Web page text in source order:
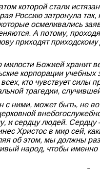
которой стали
Россию затронула так,
осмеливались
А потому, проходя
приходят приходскому
Божией хранит
корпорации
кто чувствует силы
трагедии,
ними, может быть, не
и сердцу людей.
Христос в мир сей,
об этом, мы должны
народ, чтобы именно